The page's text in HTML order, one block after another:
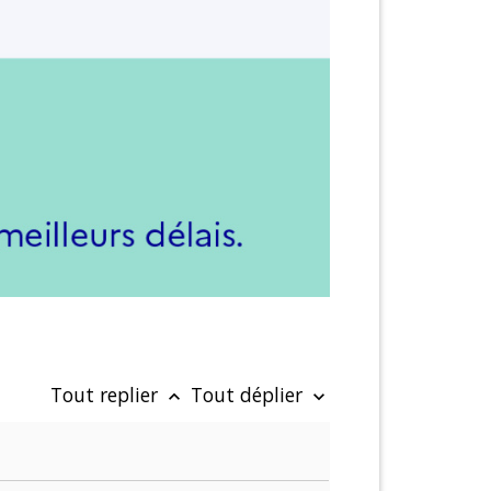
Tout replier keyboard_arrow_up Tout déplier keyboard_arrow_down